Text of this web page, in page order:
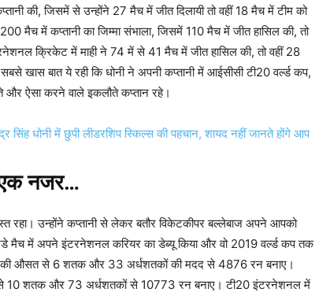
की, जिसमें से उन्होंने 27 मैच में जीत दिलायी तो वहीं 18 मैच में टीम को
मैच में कप्तानी का जिम्मा संभाला, जिसमें 110 मैच में जीत हासिल की, तो
क्रिकेट में माही ने 74 में से 41 मैच में जीत हासिल की, तो वहीं 28
खास बात ये रही कि धोनी ने अपनी कप्तानी में आईसीसी टी20 वर्ल्ड कप,
और ऐसा करने वाले इकलौते कप्तान रहे।
सिंह धोनी में छुपी लीडरशिप स्किल्स की पहचान, शायद नहीं जानते होंगे आप
एक नजर…
रहा। उन्होंने कप्तानी से लेकर बतौर विकेटकीपर बल्लेबाज अपने आपको
मैच में अपने इंटरनेशनल करियर का डेब्यू किया और वो 2019 वर्ल्ड कप तक
की औसत से 6 शतक और 33 अर्धशतकों की मदद से 4876 रन बनाए।
शतक और 73 अर्धशतकों से 10773 रन बनाए। टी20 इंटरनेशनल में